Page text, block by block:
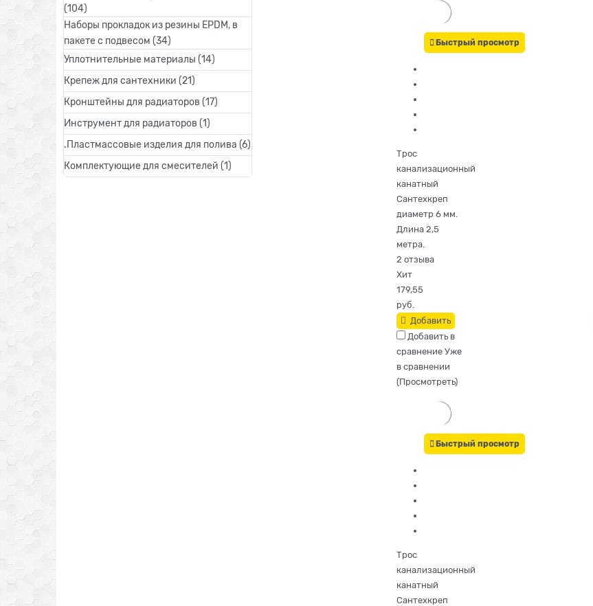
(104)
Наборы прокладок из резины EPDM, в
пакете с подвесом (34)
Уплотнительные материалы (14)
Крепеж для сантехники (21)
Кронштейны для радиаторов (17)
Инструмент для радиаторов (1)
.Пластмассовые изделия для полива (6)
Комплектующие для смесителей (1)
Быстрый просмотр
Трос
канализационный
канатный
Сантехкреп
диаметр 6 мм.
Длина 2,5
метра.
2 отзыва
Хит
179,55
руб.
Добавить
Добавить в
сравнение Уже
в сравнении
(Просмотреть)
Быстрый просмотр
Трос
канализационный
канатный
Сантехкреп